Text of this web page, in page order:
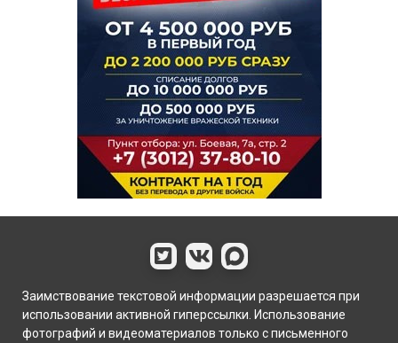
Заимствование текстовой информации разрешается при
использовании активной гиперссылки. Использование
фотографий и видеоматериалов только с письменного